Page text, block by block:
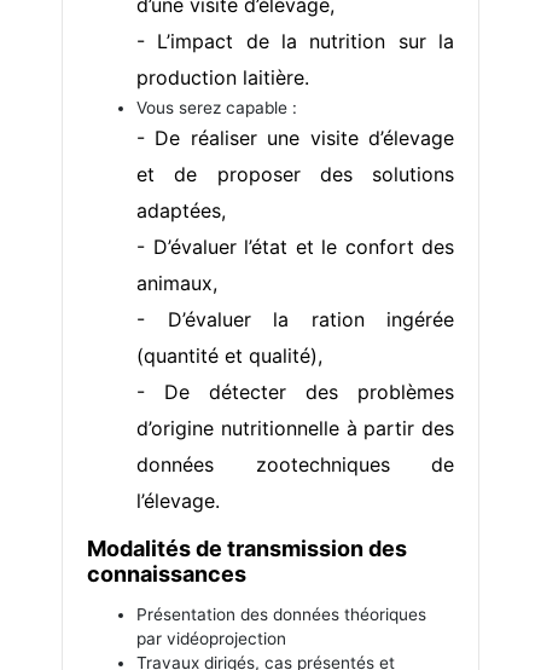
d’une visite d’élevage,
- L’impact de la nutrition sur la
production laitière.
Vous serez capable :
- De réaliser une visite d’élevage
et de proposer des solutions
adaptées,
- D’évaluer l’état et le confort des
animaux,
- D’évaluer la ration ingérée
(quantité et qualité),
- De détecter des problèmes
d’origine nutritionnelle à partir des
données zootechniques de
l’élevage.
Modalités de transmission des
connaissances
Présentation des données théoriques
par vidéoprojection
Travaux dirigés, cas présentés et